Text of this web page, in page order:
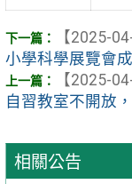
相關公告
【2025-
小學科學展覽會
【2025-
自習教室不開放